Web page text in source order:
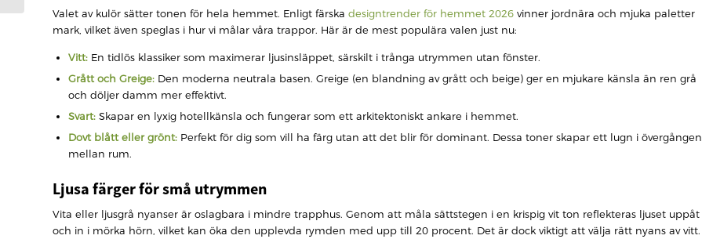
Valet av kulör sätter tonen för hela hemmet. Enligt färska designtrender för hemmet 2026 vinner jordnära och mjuka paletter
mark, vilket även speglas i hur vi målar våra trappor. Här är de mest populära valen just nu:
Vitt: En tidlös klassiker som maximerar ljusinsläppet, särskilt i trånga utrymmen utan fönster.
Grått och Greige: Den moderna neutrala basen. Greige (en blandning av grått och beige) ger en mjukare känsla än ren grå
och döljer damm mer effektivt.
Svart: Skapar en lyxig hotellkänsla och fungerar som ett arkitektoniskt ankare i hemmet.
Dovt blått eller grönt: Perfekt för dig som vill ha färg utan att det blir för dominant. Dessa toner skapar ett lugn i övergången
mellan rum.
Ljusa färger för små utrymmen
Vita eller ljusgrå nyanser är oslagbara i mindre trapphus. Genom att måla sättstegen i en krispig vit ton reflekteras ljuset uppåt
och in i mörka hörn, vilket kan öka den upplevda rymden med upp till 20 procent. Det är dock viktigt att välja rätt nyans av vitt.